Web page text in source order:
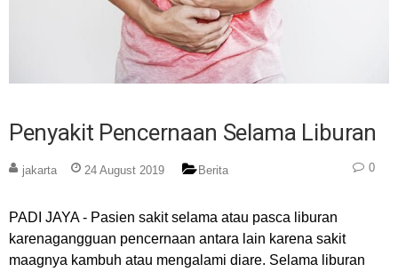
Penyakit Pencernaan Selama Liburan
jakarta 24 August 2019 Berita 0
PADI JAYA - Pasien sakit selama atau pasca liburan
karenagangguan pencernaan antara lain karena sakit
maagnya kambuh atau mengalami diare. Selama liburan